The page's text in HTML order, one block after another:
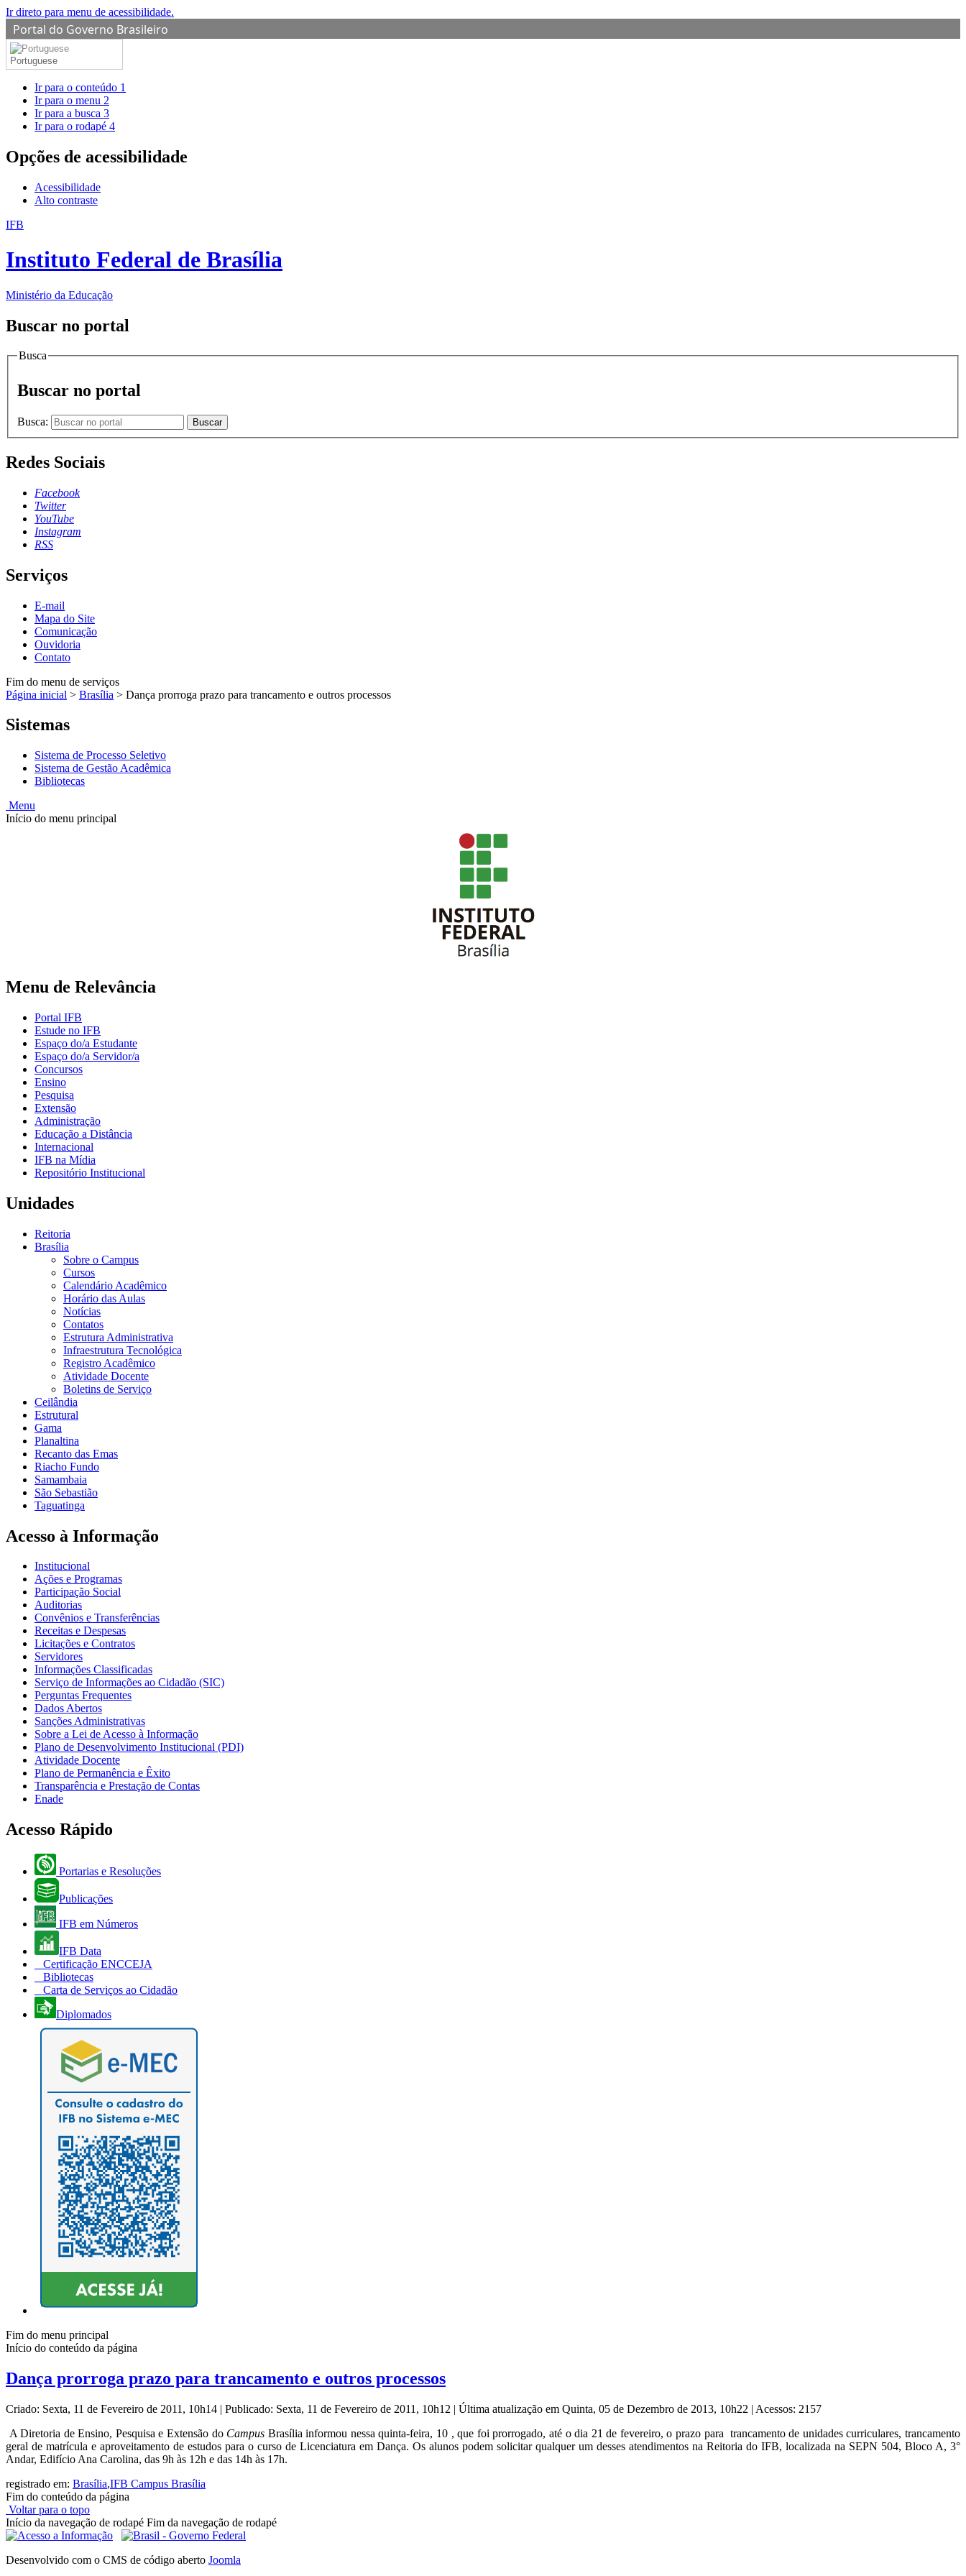
Ir direto para menu de acessibilidade.
Portal do Governo Brasileiro
Portuguese
Ir para o conteúdo 1
Ir para o menu 2
Ir para a busca 3
Ir para o rodapé 4
Opções de acessibilidade
Acessibilidade
Alto contraste
IFB
Instituto Federal de Brasília
Ministério da Educação
Buscar no portal
Busca
Buscar no portal
Busca: Buscar
Redes Sociais
Facebook
Twitter
YouTube
Instagram
RSS
Serviços
E-mail
Mapa do Site
Comunicação
Ouvidoria
Contato
Fim do menu de serviços
Página inicial > Brasília > Dança prorroga prazo para trancamento e outros processos
Sistemas
Sistema de Processo Seletivo
Sistema de Gestão Acadêmica
Bibliotecas
Menu
Início do menu principal
Menu de Relevância
Portal IFB
Estude no IFB
Espaço do/a Estudante
Espaço do/a Servidor/a
Concursos
Ensino
Pesquisa
Extensão
Administração
Educação a Distância
Internacional
IFB na Mídia
Repositório Institucional
Unidades
Reitoria
Brasília
Sobre o Campus
Cursos
Calendário Acadêmico
Horário das Aulas
Notícias
Contatos
Estrutura Administrativa
Infraestrutura Tecnológica
Registro Acadêmico
Atividade Docente
Boletins de Serviço
Ceilândia
Estrutural
Gama
Planaltina
Recanto das Emas
Riacho Fundo
Samambaia
São Sebastião
Taguatinga
Acesso à Informação
Institucional
Ações e Programas
Participação Social
Auditorias
Convênios e Transferências
Receitas e Despesas
Licitações e Contratos
Servidores
Informações Classificadas
Serviço de Informações ao Cidadão (SIC)
Perguntas Frequentes
Dados Abertos
Sanções Administrativas
Sobre a Lei de Acesso à Informação
Plano de Desenvolvimento Institucional (PDI)
Atividade Docente
Plano de Permanência e Êxito
Transparência e Prestação de Contas
Enade
Acesso Rápido
Portarias e Resoluções
Publicações
IFB em Números
IFB Data
Certificação ENCCEJA
Bibliotecas
Carta de Serviços ao Cidadão
Diplomados
Fim do menu principal
Início do conteúdo da página
Dança prorroga prazo para trancamento e outros processos
Criado: Sexta, 11 de Fevereiro de 2011, 10h14 | Publicado: Sexta, 11 de Fevereiro de 2011, 10h12 | Última atualização em Quinta, 05 de Dezembro de 2013, 10h22 | Acessos: 2157
A Diretoria de Ensino, Pesquisa e Extensão do Campus Brasília informou nessa quinta-feira, 10 , que foi prorrogado, até o dia 21 de fevereiro, o prazo para trancamento de unidades curriculares, trancamento
geral de matrícula e aproveitamento de estudos para o curso de Licenciatura em Dança. Os alunos podem solicitar qualquer um desses atendimentos na Reitoria do IFB, localizada na SEPN 504, Bloco A, 3°
Andar, Edifício Ana Carolina, das 9h às 12h e das 14h às 17h.
registrado em: Brasília,IFB Campus Brasília
Fim do conteúdo da página
Voltar para o topo
Início da navegação de rodapé Fim da navegação de rodapé
Desenvolvido com o CMS de código aberto Joomla